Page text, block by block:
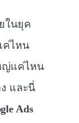
ในยุค
ค่ไหน
ญ่แค่ไหน
และนี่
Ads